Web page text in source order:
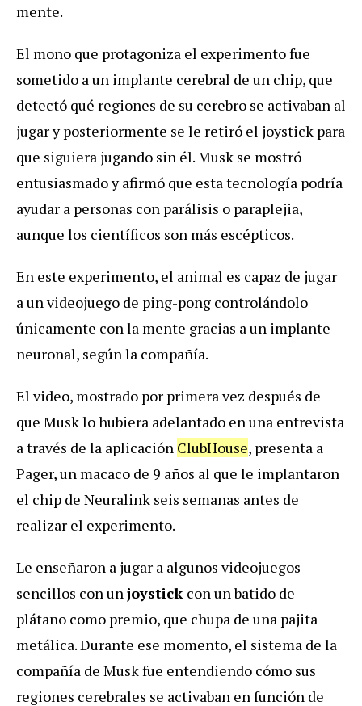
mente.
El mono que protagoniza el experimento fue
sometido a un implante cerebral de un chip, que
detectó qué regiones de su cerebro se activaban al
jugar y posteriormente se le retiró el joystick para
que siguiera jugando sin él. Musk se mostró
entusiasmado y afirmó que esta tecnología podría
ayudar a personas con parálisis o paraplejia,
aunque los científicos son más escépticos.
En este experimento, el animal es capaz de jugar
a un videojuego de ping-pong controlándolo
únicamente con la mente gracias a un implante
neuronal, según la compañía.
El video, mostrado por primera vez después de
que Musk lo hubiera adelantado en una entrevista
a través de la aplicación ClubHouse, presenta a
Pager, un macaco de 9 años al que le implantaron
el chip de Neuralink seis semanas antes de
realizar el experimento.
Le enseñaron a jugar a algunos videojuegos
sencillos con unjoystick con un batido de
plátano como premio, que chupa de una pajita
metálica. Durante ese momento, el sistema de la
compañía de Musk fue entendiendo cómo sus
regiones cerebrales se activaban en función de